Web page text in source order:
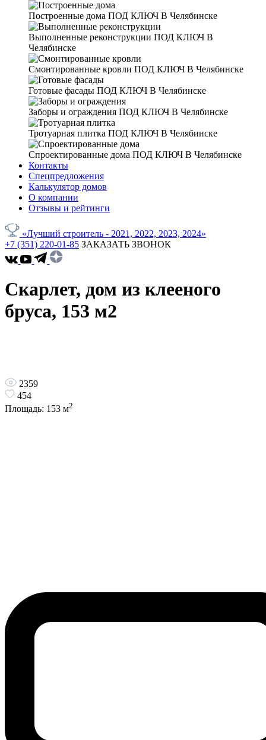
Построенные дома ПОД КЛЮЧ В Челябинске
Выполненные реконструкции ПОД КЛЮЧ В
Челябинске
Смонтированные кровли ПОД КЛЮЧ В Челябинске
Готовые фасады ПОД КЛЮЧ В Челябинске
Заборы и ограждения ПОД КЛЮЧ В Челябинске
Тротуарная плитка ПОД КЛЮЧ В Челябинске
Спроектированные дома ПОД КЛЮЧ В Челябинске
Контакты
Спецпредложения
Калькулятор домов
О компании
Отзывы и рейтинги
«Лучший строитель - 2021, 2022, 2023, 2024»
+7 (351) 220-01-85 ЗАКАЗАТЬ ЗВОНОК
Скарлет, дом из клееного
бруса, 153 м2
2359
454
Площадь: 153 м2